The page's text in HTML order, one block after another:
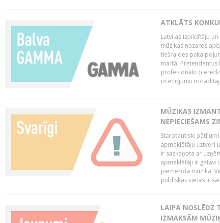
ATKLĀTS
Latvijas Izpildītāju
mūzikas nozares
tiešraides
martā. Pretendentus
profesionālo
izcenojumu
MŪZIKAS
NEPIECIEŠAMS
Starptautiski
apmeklētāju uztveri
ir saskaņota ar
apmeklētāji ir gatavi
piemērota mūzika.
publiskās vietās ir
LAIPA NOSLĒDZ
IZMAKSĀM